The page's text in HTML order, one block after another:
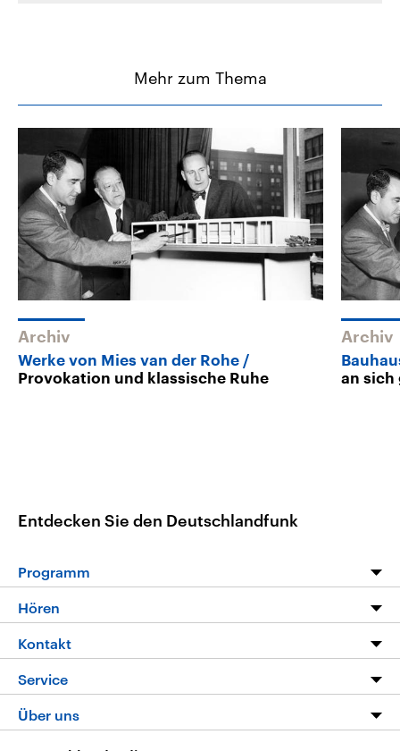
Mehr zum Thema
Archiv
Werke von Mies van der Rohe
Provokation und klassische Ruhe
Archiv
an sich
Entdecken Sie den Deutschlandfunk
Programm
Programm
Die Nachrichten
Nachrichtenleicht
Neue Beiträge auf dlf.de
Hören
Livestream
Podcasts
Deutschlandfunk App
Kontakt
Hörerservice
Service
FAQ
Über uns